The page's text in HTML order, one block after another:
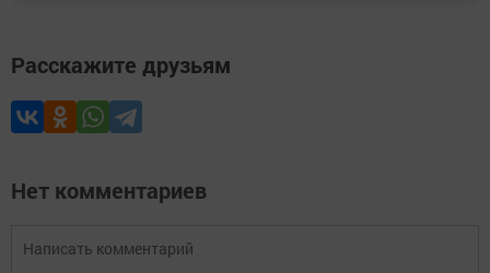
Расскажите друзьям
Нет комментариев